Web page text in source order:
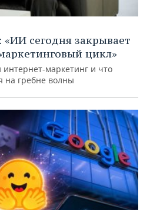
сегодня закрывает
цикл»
маркетинг и что
на гребне волны